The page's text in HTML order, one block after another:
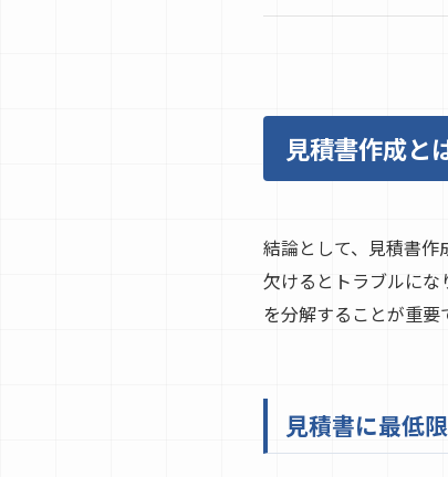
見積書作成と
結論として、見積書
欠けるとトラブルに
を分解することが重要
見積書に最低